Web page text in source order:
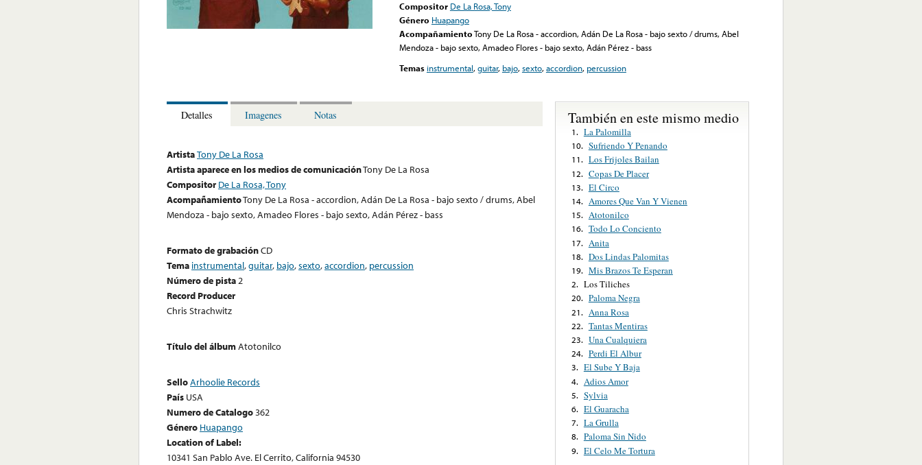
Compositor De La Rosa, Tony
Género Huapango
AcompañamientoTony De La Rosa - accordion, Adán De La Rosa - bajo sexto / drums, Abel
Mendoza - bajo sexto, Amadeo Flores - bajo sexto, Adán Pérez - bass
Temas instrumental,guitar, bajo,sexto,accordion, percussion
Detalles Imagenes Notas
ArtistaTony De La Rosa
Artista aparece en los medios de comunicaciónTony De La Rosa
Compositor De La Rosa, Tony
AcompañamientoTony De La Rosa - accordion, Adán De La Rosa - bajo sexto / drums, Abel
Mendoza - bajo sexto, Amadeo Flores - bajo sexto, Adán Pérez - bass
Formato de grabaciónCD
Tema instrumental,guitar, bajo,sexto,accordion, percussion
Número de pista2
Record Producer
Chris Strachwitz
Título del álbumAtotonilco
SelloArhoolie Records
País USA
Numero de Catalogo362
Género Huapango
Location of Label:
10341 San Pablo Ave. El Cerrito, California 94530
También en este mismo medio
1. La Palomilla
10. Sufriendo Y Penando
11. Los Frijoles Bailan
12. Copas De Placer
13. El Circo
14. Amores Que Van Y Vienen
15. Atotonilco
16. Todo Lo Conciento
17. Anita
18. Dos Lindas Palomitas
19. Mis Brazos Te Esperan
2. Los Tiliches
20. Paloma Negra
21. Anna Rosa
22. Tantas Mentiras
23. Una Cualquiera
24. Perdi El Albur
3. El Sube Y Baja
4. Adios Amor
5. Sylvia
6. El Guaracha
7. La Grulla
8. Paloma Sin Nido
9. El Celo Me Tortura